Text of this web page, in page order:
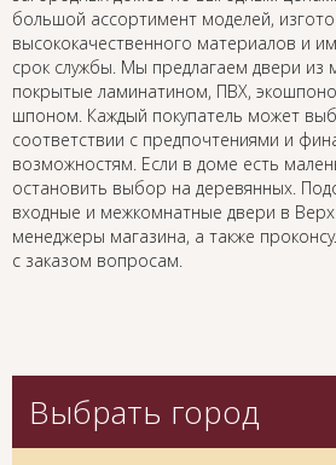
большой ассортимент моделей,
высококачественного материалов и
срок службы. Мы предлагаем двери
покрытые ламинатином, ПВХ,
шпоном. Каждый покупатель может
соответствии с предпочтениями и
возможностям. Если в доме есть
остановить выбор на деревянных.
входные и межкомнатные двери в
менеджеры магазина, а также
с заказом вопросам.
Выбрать город